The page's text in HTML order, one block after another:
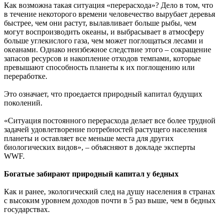
Как возможна такая ситуация «перерасхода»? Дело в том, что
в течение некоторого времени человечество вырубает деревья
быстрее, чем они растут, вылавливает больше рыбы, чем
могут воспроизводить океаны, и выбрасывает в атмосферу
больше углекислого газа, чем может поглощаться лесами и
океанами. Однако неизбежное следствие этого – сокращение
запасов ресурсов и накопление отходов темпами, которые
превышают способность планеты к их поглощению или
переработке.
Это означает, что проедается природный капитал будущих
поколений.
«Ситуация постоянного перерасхода делает все более трудной
задачей удовлетворение потребностей растущего населения
планеты и оставляет все меньше места для других
биологических видов», – объясняют в докладе эксперты
WWF.
Богатые забирают природный капитал у бедных
Как и ранее, экологический след на душу населения в странах
с высоким уровнем доходов почти в 5 раз выше, чем в бедных
государствах.